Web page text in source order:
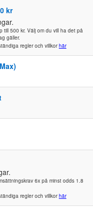
kr
till 500 kr. Välj om du vill ha det på
gäller.
regler och villkorhär
6x på minst odds 1.8
regler och villkorhär